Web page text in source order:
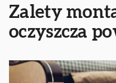
Zalety
oczyszcza